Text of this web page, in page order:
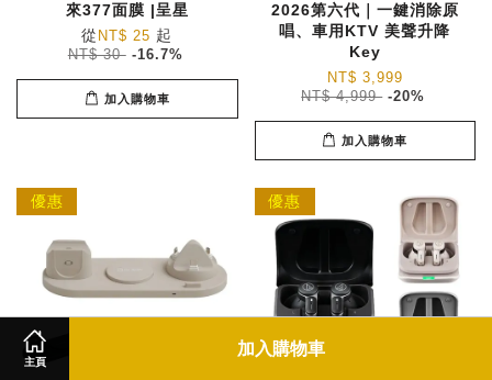
主頁
加入購物車
來377面膜 |呈星
從 NT$ 25 起
NT$ 30 -16.7%
加入購物車
2026第六代｜一鍵消除原
唱、車用KTV 美聲升降
Key
NT$ 3,999
NT$ 4,999 -20%
加入購物車
優惠 優惠